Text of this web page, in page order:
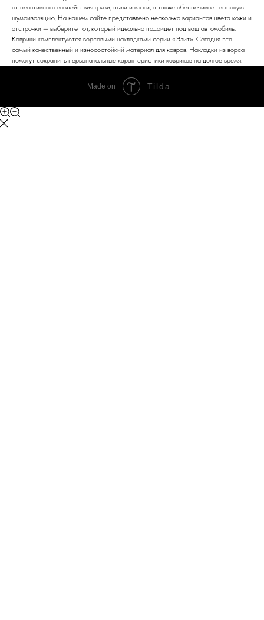
от негативного воздействия грязи, пыли и влаги, а также обеспечивает высокую
шумоизоляцию. На нашем сайте представлено несколько вариантов цвета кожи и
отстрочки — выберите тот, который идеально подойдет под ваш автомобиль.
Коврики комплектуются ворсовыми накладками серии «Элит». Сегодня это
самый качественный и износостойкий материал для ковров. Накладки из ворса
помогут сохранить первоначальные характеристики ковриков на долгое время.
Made on Tilda